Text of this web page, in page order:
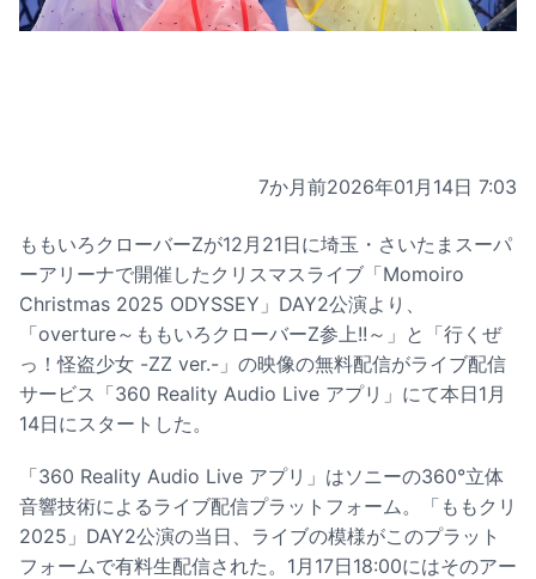
7か月前2026年01月14日 7:03
ももいろクローバーZが12月21日に埼玉・さいたまスーパ
ーアリーナで開催したクリスマスライブ「Momoiro
Christmas 2025 ODYSSEY」DAY2公演より、
「overture～ももいろクローバーZ参上!!～」と「行くぜ
っ！怪盗少女 -ZZ ver.-」の映像の無料配信がライブ配信
サービス「360 Reality Audio Live アプリ」にて本日1月
14日にスタートした。
「360 Reality Audio Live アプリ」はソニーの360°立体
音響技術によるライブ配信プラットフォーム。「ももクリ
2025」DAY2公演の当日、ライブの模様がこのプラット
フォームで有料生配信された。1月17日18:00にはそのアー